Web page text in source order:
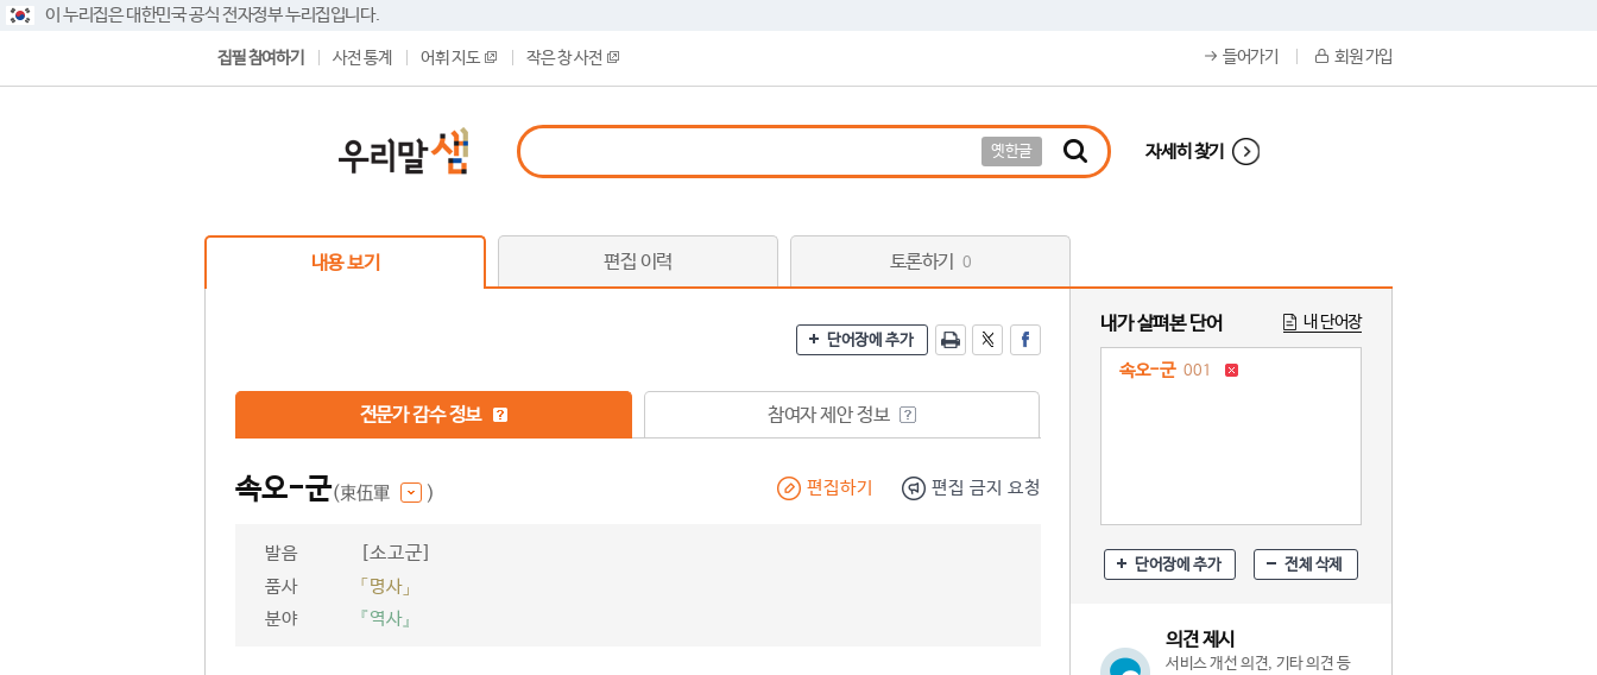
이 누리집은 대한민국 공식 전자정부 누리집입니다.
집필 참여하기 사전 통계 어휘 지도 작은 창 사전 들어가기 회원 가입
옛한글 자세히 찾기
내용 보기 편집 이력 토론하기 0
단어장에 추가
전문가 감수 정보 참여자 제안 정보
속오-군(束伍軍 ) 편집하기 편집 금지 요청
발음 [소고군]
품사
「명사」
분야
『역사』
내가 살펴본 단어 내 단어장
속오-군 001
단어장에 추가 전체 삭제
의견 제시
서비스 개선 의견, 기타 의견 등